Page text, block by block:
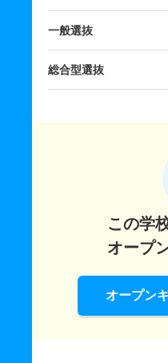
一般選抜
総合型選抜
この学
オープ
オープン